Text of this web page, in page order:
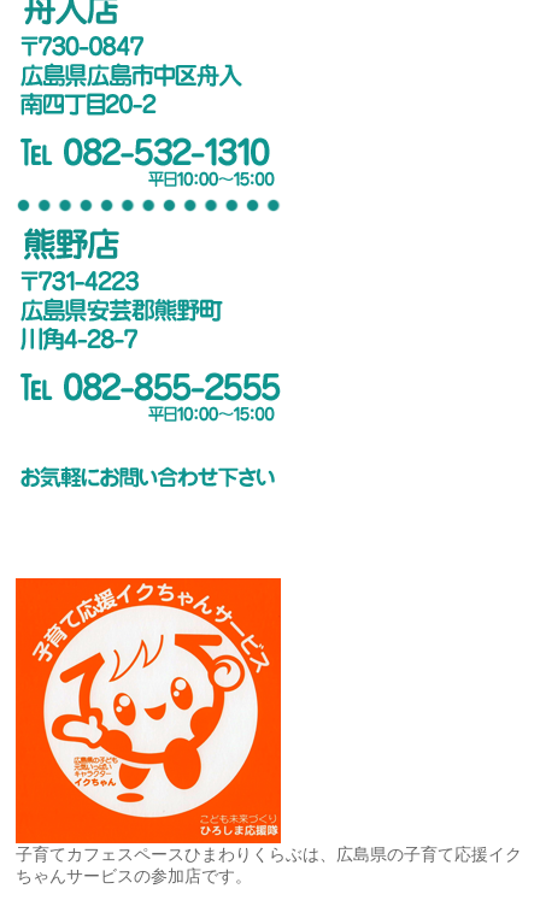
子育てカフェスペースひまわりくらぶは、広島県の子育て応援イク
ちゃんサービスの参加店です。